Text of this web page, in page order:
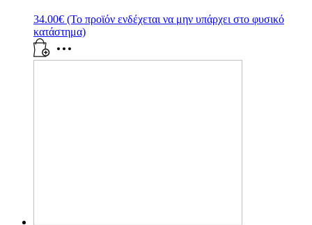
34.00€ (Το προϊόν ενδέχεται να μην υπάρχει στο φυσικό
κατάστημα)